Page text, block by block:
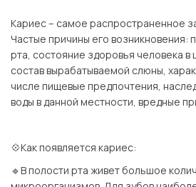
Кариес – самое распространенное
Частые причины его возникновения:
рта, состояние здоровья человека в
состав вырабатываемой слюны,
числе пищевые предпочтения,
воды в данной местности, вредные
💠Как появляется кариес:
🔹В полости рта живет большое